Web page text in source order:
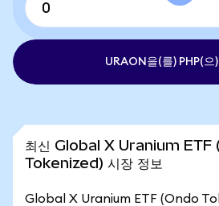
URAON을(를) PHP(으
최신 Global X Uranium ETF
Tokenized) 시장 정보
Global X Uranium ETF (Ondo